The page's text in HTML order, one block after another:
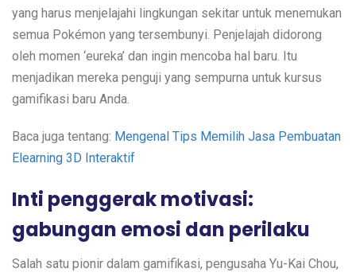
yang harus menjelajahi lingkungan sekitar untuk menemukan
semua Pokémon yang tersembunyi. Penjelajah didorong
oleh momen ‘eureka’ dan ingin mencoba hal baru. Itu
menjadikan mereka penguji yang sempurna untuk kursus
gamifikasi baru Anda.
Baca juga tentang: Mengenal Tips Memilih Jasa Pembuatan
Elearning 3D Interaktif
Inti penggerak motivasi:
gabungan emosi dan perilaku
Salah satu pionir dalam gamifikasi, pengusaha Yu-Kai Chou,